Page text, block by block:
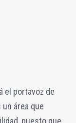
el portavoz de
un área que
puesto que